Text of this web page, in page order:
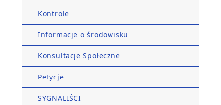
Kontrole
Informacje o środowisku
Konsultacje Społeczne
Petycje
SYGNALIŚCI